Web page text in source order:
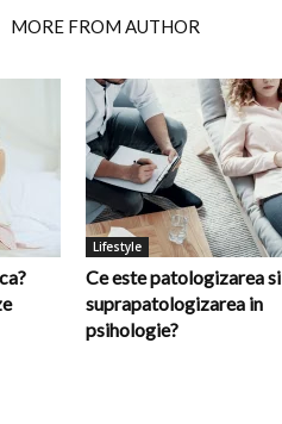
MORE FROM AUTHOR
Lifestyle
Ce este patologizarea si
suprapatologizarea in
psihologie?